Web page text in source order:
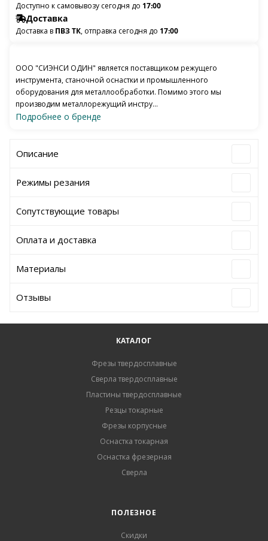
Доступно к самовывозу сегодня до 17:00
Доставка
Доставка в ПВЗ ТК, отправка сегодня до 17:00
ООО "СИЭНСИ ОДИН" является поставщиком режущего
инструмента, станочной оснастки и промышленного
оборудования для металлообработки. Помимо этого мы
производим металлорежущий инстру...
Подробнее о бренде
Описание
Режимы резания
Сопутствующие товары
Оплата и доставка
Материалы
Отзывы
КАТАЛОГ
Фрезы твердосплавные
Сверла твердосплавные
Пластины твердосплавные
Резцы токарные
Фрезы корпусные
Оснастка токарная
Оснастка фрезерная
Сверла
ПОЛЕЗНОЕ
Скидки